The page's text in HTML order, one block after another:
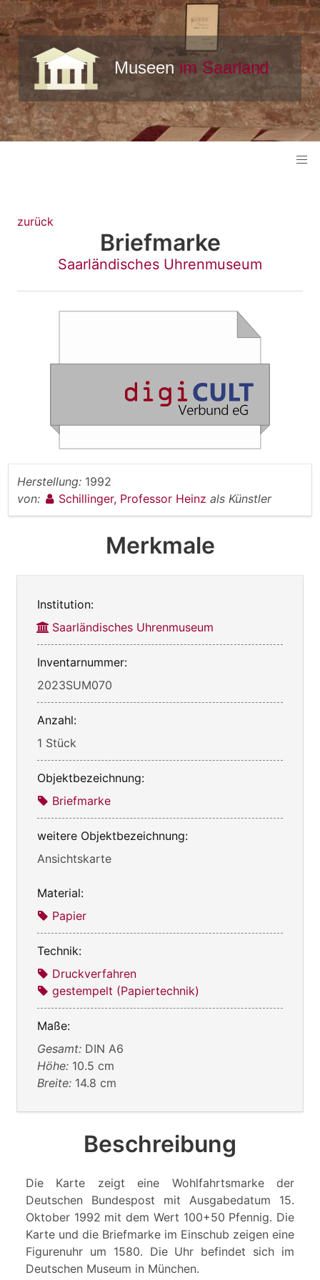
zurück
Briefmarke
Saarländisches Uhrenmuseum
Herstellung: 1992
von:
Schillinger, Professor Heinz als Künstler
Merkmale
Institution:
Saarländisches Uhrenmuseum
Inventarnummer:
2023SUM070
Anzahl:
1 Stück
Objektbezeichnung:
Briefmarke
weitere Objektbezeichnung:
Ansichtskarte
Material:
Papier
Technik:
Druckverfahren
gestempelt (Papiertechnik)
Maße:
Gesamt: DIN A6
Höhe: 10.5 cm
Breite: 14.8 cm
Beschreibung
Die Karte zeigt eine Wohlfahrtsmarke der
Deutschen Bundespost mit Ausgabedatum 15.
Oktober 1992 mit dem Wert 100+50 Pfennig. Die
Karte und die Briefmarke im Einschub zeigen eine
Figurenuhr um 1580. Die Uhr befindet sich im
Deutschen Museum in München.